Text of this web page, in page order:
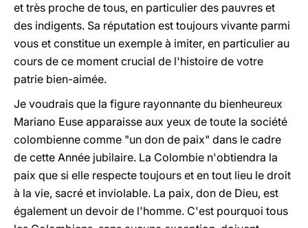
et très proche de tous, en particulier des pauvres et
des indigents. Sa réputation est toujours vivante parmi
vous et constitue un exemple à imiter, en particulier au
cours de ce moment crucial de l'histoire de votre
patrie bien-aimée.
Je voudrais que la figure rayonnante du bienheureux
Mariano Euse apparaisse aux yeux de toute la société
colombienne comme "un don de paix" dans le cadre
de cette Année jubilaire. La Colombie n'obtiendra la
paix que si elle respecte toujours et en tout lieu le droit
à la vie, sacré et inviolable. La paix, don de Dieu, est
également un devoir de l'homme. C'est pourquoi tous